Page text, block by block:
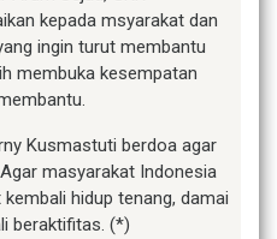
kepada msyarakat dan
ingin turut membantu
membuka kesempatan
Kusmastuti berdoa agar
masyarakat Indonesia
hidup tenang, damai
beraktifitas. (*)